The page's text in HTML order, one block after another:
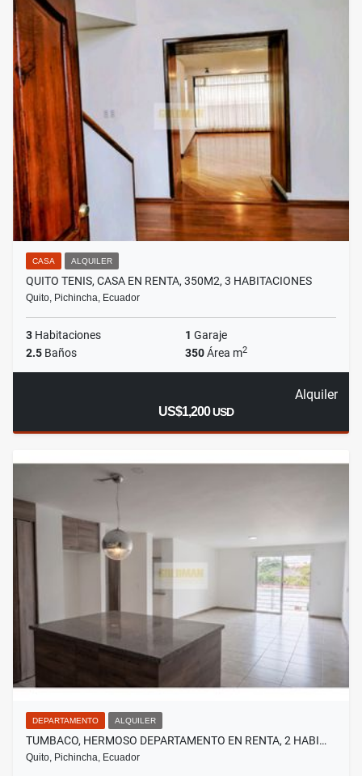
CASA ALQUILER
QUITO TENIS, CASA EN RENTA, 350M2, 3 HABITACIONES
Quito, Pichincha, Ecuador
3 Habitaciones 1 Garaje
2.5 Baños 350Área m2
Alquiler
US$1,200USD
DEPARTAMENTO ALQUILER
TUMBACO, HERMOSO DEPARTAMENTO EN RENTA, 2 HABI…
Quito, Pichincha, Ecuador